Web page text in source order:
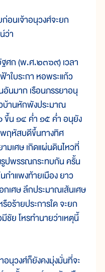
อนเจ้าอนุวงศ์จะยก
ว่า
ก (พ.ศ.๒๓๖๙) เวลา
ใบระกา หอพระแก้ว
อันมาก เรือนภรรยาอนุ
บ้านหักพังประมาณ
ขึ้น ๑๔ ค่ำ ๑๕ ค่ำ อนุยัง
ฤหัสบดีขึ้นทางทิศ
เศษ เกิดแผ่นดินไหวที่
รูปพรรณกระทบกัน ครั้น
กำแพงท้ายเมือง ยาว
เศษ ลึกประมาณเส้นเศษ
อร้ายประการใด จะยก
ชัย โหรทำนายว่าเหตุนี้
นุวงศ์ก็ยังคงมุ่งมั่นที่จะ